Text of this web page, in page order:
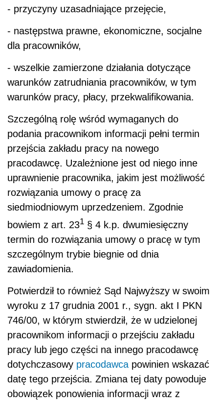
- przyczyny uzasadniające przejęcie,
- następstwa prawne, ekonomiczne, socjalne
dla pracowników,
- wszelkie zamierzone działania dotyczące
warunków zatrudniania pracowników, w tym
warunków pracy, płacy, przekwalifikowania.
Szczególną rolę wśród wymaganych do
podania pracownikom informacji pełni termin
przejścia zakładu pracy na nowego
pracodawcę. Uzależnione jest od niego inne
uprawnienie pracownika, jakim jest możliwość
rozwiązania umowy o pracę za
siedmiodniowym uprzedzeniem. Zgodnie
bowiem z art. 231 § 4 k.p. dwumiesięczny
termin do rozwiązania umowy o pracę w tym
szczególnym trybie biegnie od dnia
zawiadomienia.
Potwierdził to również Sąd Najwyższy w swoim
wyroku z 17 grudnia 2001 r., sygn. akt I PKN
746/00, w którym stwierdził, że w udzielonej
pracownikom informacji o przejściu zakładu
pracy lub jego części na innego pracodawcę
dotychczasowy pracodawca powinien wskazać
datę tego przejścia. Zmiana tej daty powoduje
obowiązek ponowienia informacji wraz z